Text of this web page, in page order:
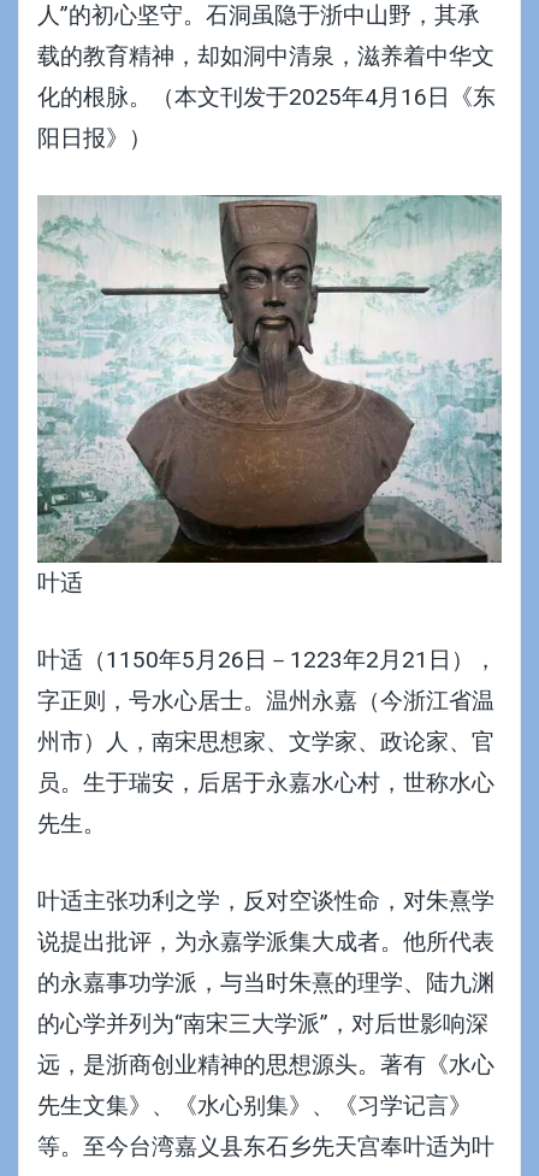
人”的初心坚守。石洞虽隐于浙中山野，其承
载的教育精神，却如洞中清泉，滋养着中华文
化的根脉。（本文刊发于2025年4月16日《东
阳日报》）
叶适
叶适（1150年5月26日－1223年2月21日），
字正则，号水心居士。温州永嘉（今浙江省温
州市）人，南宋思想家、文学家、政论家、官
员。生于瑞安 ，后居于永嘉水心村，世称水心
先生。
叶适主张功利 之学，反对空谈性命 ，对朱熹学
说提出批评，为永嘉学派集大成者。他所代表
的永嘉事功学派，与当时朱熹的理学、 陆九渊
的心学并列为“南宋三大学派”，对后世影响深
远，是浙商创业精神的思想源头。著有《水心
先生文集》、《水心别集》、《习学记言》
等。至今台湾嘉义县东石乡先天宫奉叶适为叶